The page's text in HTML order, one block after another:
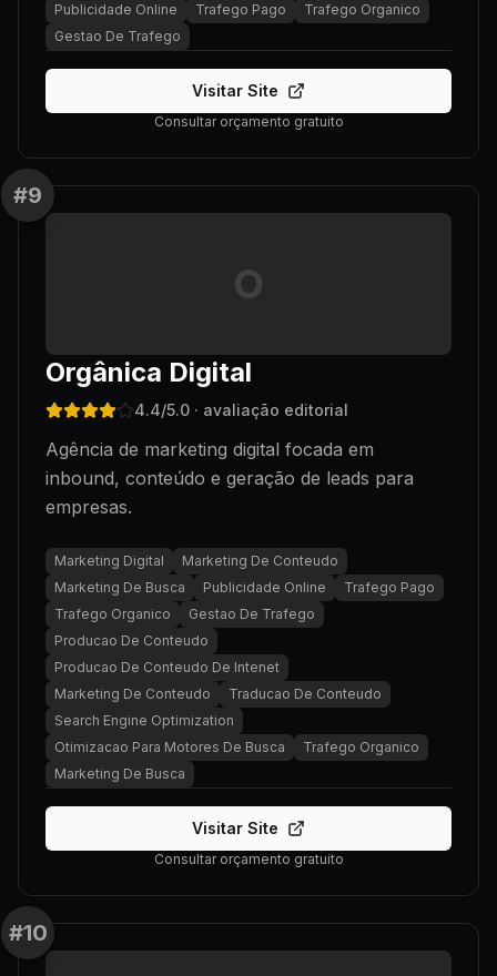
Publicidade Online
Trafego Pago
Trafego Organico
Gestao De Trafego
Visitar Site
Consultar orçamento gratuito
#9
O
Orgânica Digital
4.4/5.0 · avaliação editorial
Agência de marketing digital focada em
inbound, conteúdo e geração de leads para
empresas.
Marketing Digital
Marketing De Conteudo
Marketing De Busca
Publicidade Online
Trafego Pago
Trafego Organico
Gestao De Trafego
Producao De Conteudo
Producao De Conteudo De Intenet
Marketing De Conteudo
Traducao De Conteudo
Search Engine Optimization
Otimizacao Para Motores De Busca
Trafego Organico
Marketing De Busca
Visitar Site
Consultar orçamento gratuito
#10